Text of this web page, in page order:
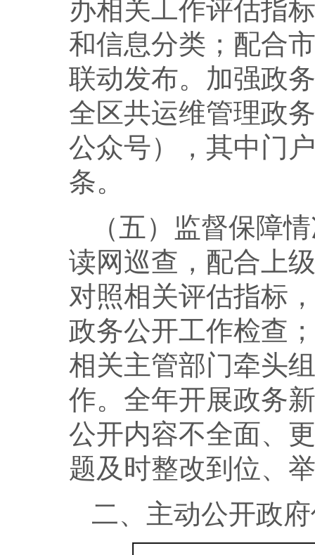
办相关工作评估指
和信息分类；配合
联动发布。加强政
全区共运维管理政
公众号），其中门
条。
（五）监督保障
读网巡查，配合上
对照相关评估指标
政务公开工作检查
相关主管部门牵头
作。全年开展政务
公开内容不全面、
题及时整改到位、
二、主动公开政